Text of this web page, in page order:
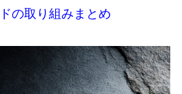
の取り組みまとめ